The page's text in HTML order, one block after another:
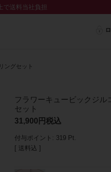
で送料当社負担
ングセット
フラワーキュービックジ
セット
31,900
税込
付与ポイント: 319 Pt.
送料込